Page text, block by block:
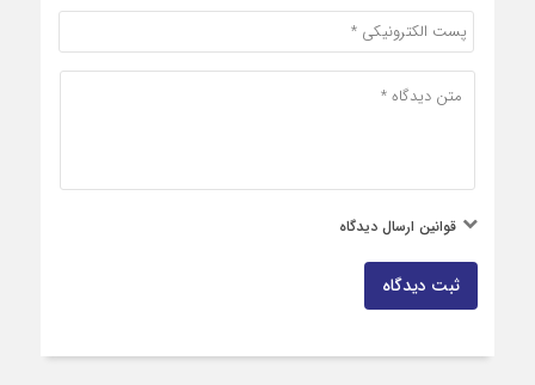
قوانین ارسال دیدگاه
ثبت دیدگاه